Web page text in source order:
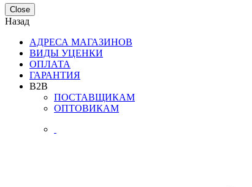
Close
Назад
АДРЕСА МАГАЗИНОВ
ВИДЫ УЦЕНКИ
ОПЛАТА
ГАРАНТИЯ
B2B
ПОСТАВЩИКАМ
ОПТОВИКАМ